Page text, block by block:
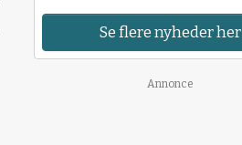
Se flere nyheder her
Annonce